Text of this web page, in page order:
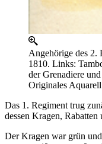
Angehörige des 2.
1810. Links:
der Grenadiere
Originales
Das 1. Regiment trug
dessen Kragen,
Der Kragen war grün